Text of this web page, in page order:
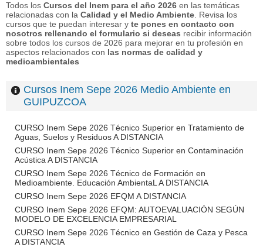
Todos los Cursos del Inem para el año 2026 en las temáticas
relacionadas con la Calidad y el Medio Ambiente . Revisa los
cursos que te puedan interesar y te pones en contacto con
nosotros rellenando el formulario si deseas recibir información
sobre todos los cursos de 2026 para mejorar en tu profesión en
aspectos relacionados con las normas de calidad y
medioambientales
Cursos Inem Sepe 2026 Medio Ambiente en
GUIPUZCOA
CURSO Inem Sepe 2026 Técnico Superior en Tratamiento de
Aguas, Suelos y Residuos A DISTANCIA
CURSO Inem Sepe 2026 Técnico Superior en Contaminación
Acústica A DISTANCIA
CURSO Inem Sepe 2026 Técnico de Formación en
Medioambiente. Educación AmbientaL A DISTANCIA
CURSO Inem Sepe 2026 EFQM A DISTANCIA
CURSO Inem Sepe 2026 EFQM: AUTOEVALUACIÓN SEGÚN
MODELO DE EXCELENCIA EMPRESARIAL
CURSO Inem Sepe 2026 Técnico en Gestión de Caza y Pesca
A DISTANCIA